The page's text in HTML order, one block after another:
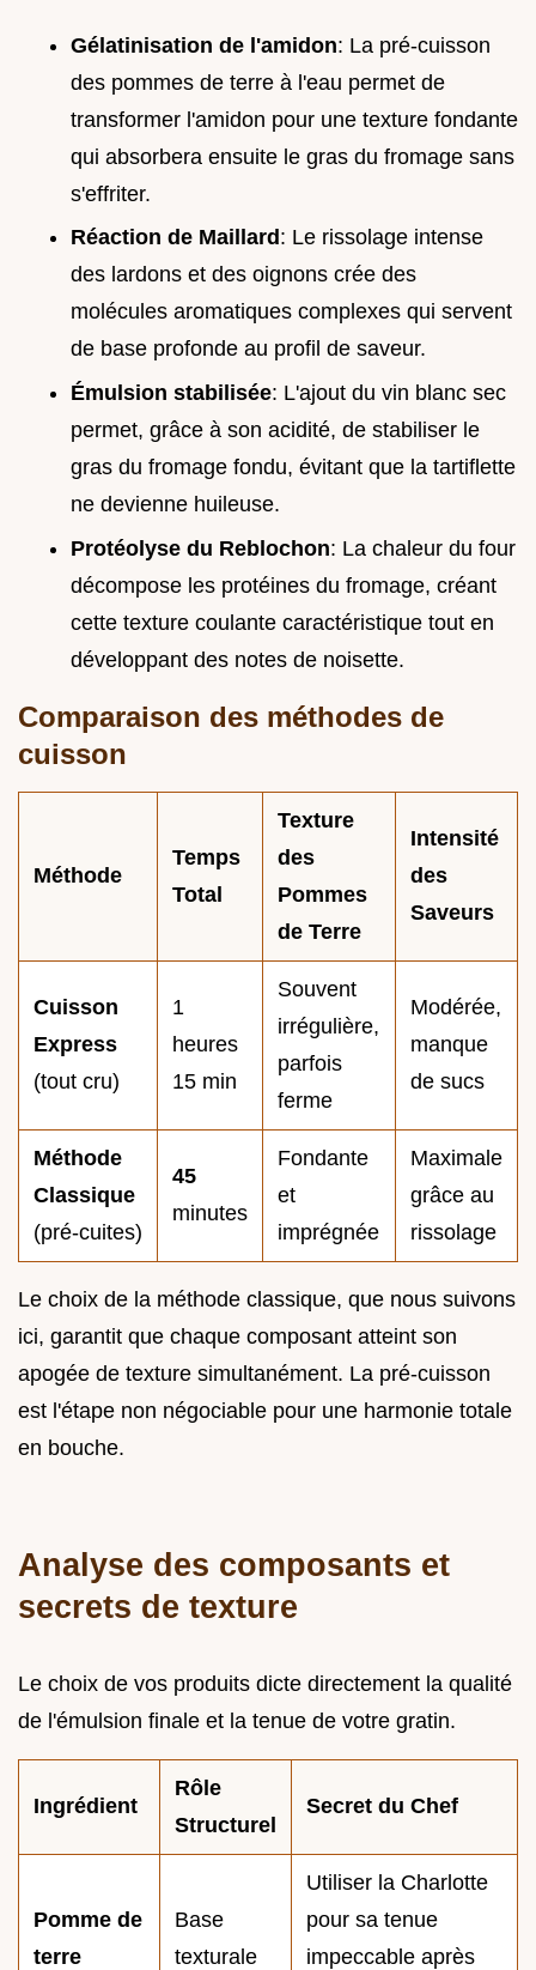
Gélatinisation de l'amidon: La pré-cuisson
des pommes de terre à l'eau permet de
transformer l'amidon pour une texture fondante
qui absorbera ensuite le gras du fromage sans
s'effriter.
Réaction de Maillard : Le rissolage intense
des lardons et des oignons crée des
molécules aromatiques complexes qui servent
de base profonde au profil de saveur.
Émulsion stabilisée: L'ajout du vin blanc sec
permet, grâce à son acidité, de stabiliser le
gras du fromage fondu, évitant que la tartiflette
ne devienne huileuse.
Protéolyse du Reblochon: La chaleur du four
décompose les protéines du fromage, créant
cette texture coulante caractéristique tout en
développant des notes de noisette.
Comparaison des méthodes de
cuisson
Méthode
Temps
Total
Texture
des
Pommes
de Terre
Intensité
des
Saveurs
Cuisson
Express
(tout cru)
1
heures
15 min
Souvent
irrégulière,
parfois
ferme
Modérée,
manque
de sucs
Méthode
Classique
(pré-cuites)
45
minutes
Fondante
et
imprégnée
Maximale
grâce au
rissolage
Le choix de la méthode classique, que nous suivons
ici, garantit que chaque composant atteint son
apogée de texture simultanément. La pré-cuisson
est l'étape non négociable pour une harmonie totale
en bouche.
Analyse des composants et
secrets de texture
Le choix de vos produits dicte directement la qualité
de l'émulsion finale et la tenue de votre gratin.
Ingrédient
Rôle
Structurel
Secret du Chef
Pomme de
terre
Base
texturale
Utiliser la Charlotte
pour sa tenue
impeccable après